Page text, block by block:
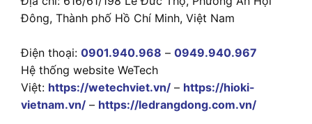
Đông, Thành phố Hồ Chí Minh, Việt Nam
Điện thoại: 0901.940.968 – 0949.940.967
Hệ thống website WeTech
Việt: https://wetechviet.vn/ – https://hioki-
vietnam.vn/ – https://ledrangdong.com.vn/